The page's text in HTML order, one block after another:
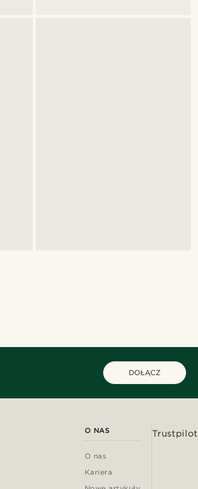
DOŁĄCZ
O NAS
O nas
Kariera
Trustpilot